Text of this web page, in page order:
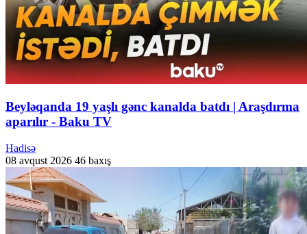
Beyləqanda 19 yaşlı gənc kanalda batdı | Araşdırma
aparılır - Baku TV
Hadisə
08 avqust 2026 46 baxış